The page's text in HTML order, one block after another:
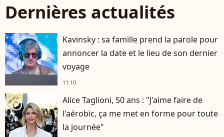
Dernières actualités
Kavinsky : sa famille prend la parole pour
annoncer la date et le lieu de son dernier
voyage
11:10
player2
Alice Taglioni, 50 ans : "J'aime faire de
l'aérobic, ça me met en forme pour toute
la journée"